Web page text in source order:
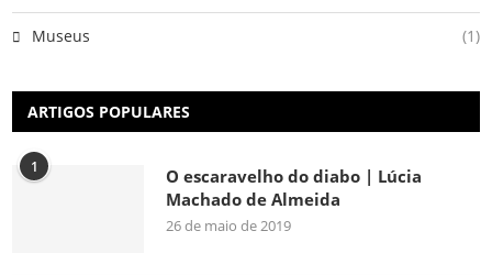
Museus (1)
ARTIGOS POPULARES
1
O escaravelho do diabo | Lúcia
Machado de Almeida
26 de maio de 2019